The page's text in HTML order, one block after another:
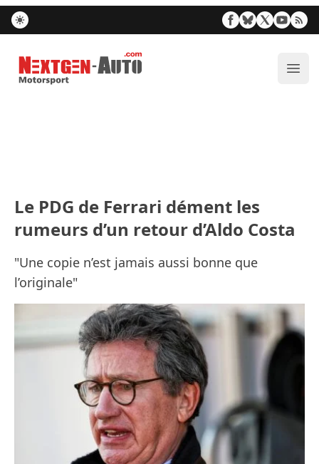
Nextgen-Auto.com
Le PDG de Ferrari dément les
rumeurs d’un retour d’Aldo Costa
"Une copie n’est jamais aussi bonne que
l’originale"